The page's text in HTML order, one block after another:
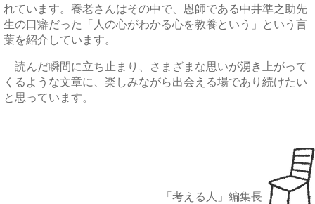
れています。養老さんはその中で、恩師である中井準之助先
生の口癖だった「人の心がわかる心を教養という」という言
葉を紹介しています。
読んだ瞬間に立ち止まり、さまざまな思いが湧き上がって
くるような文章に、楽しみながら出会える場であり続けたい
と思っています。
「考える人」編集長